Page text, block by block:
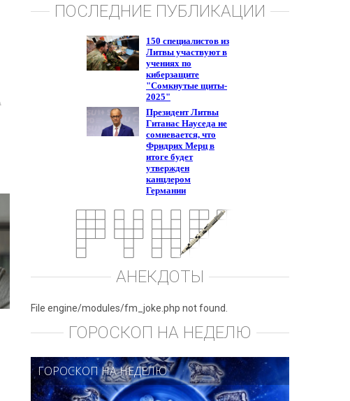
ПОСЛЕДНИЕ ПУБЛИКАЦИИ
АНЕКДОТЫ
File engine/modules/fm_joke.php not found.
ГОРОСКОП НА НЕДЕЛЮ
ГОРОСКОП НА НЕДЕЛЮ